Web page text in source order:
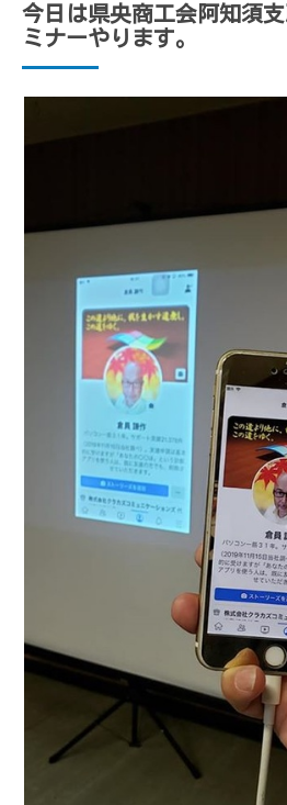
今日は県央商工会阿知須
ミナーやります。